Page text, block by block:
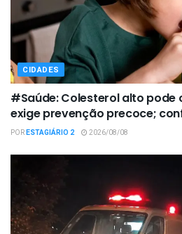
CIDADES
#Saúde: Colesterol alto pode
exige prevenção precoce;
PORESTAGIÁRIO 2 2026/08/08